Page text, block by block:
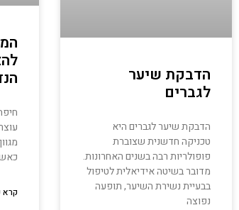
הדבקת שיער
לגברים
הדבקת שיער לגברים היא
טכניקה חדשנית שצוברת
פופולריות רבה בשנים האחרונות.
מדובר בשיטה אידיאלית לטיפול
בבעיית נשירת השיער, תופעה
נפוצה
קרא